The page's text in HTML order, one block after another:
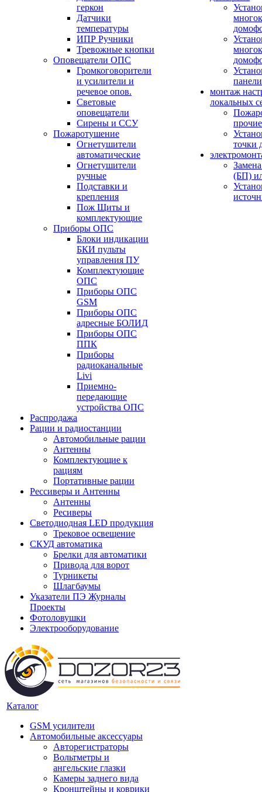
геркон
Датчики
температуры
ИПР Ручники
Тревожные кнопки
Оповещатели ОПС
Громкоговорители
и усилители и
речевое опов.
Световые
оповещатели
Сирены и ССУ
Пожаротушение
Огнетушители
автоматические
Огнетушители
ручные
Подставки и
крепления
Пож Щиты и
комплектующие
Приборы ОПС
Блоки индикации
БКИ пульты
управления ПУ
Комплектующие
ОПС
Приборы ОПС
GSM
Приборы ОПС
адресные БОЛИД
Приборы ОПС
ППК
Приборы
радиоканальные
Livi
Приемно-
передающие
устройства ОПС
Распродажа
Рации и радиостанции
Автомобильные рации
Антенны
Комплектующие к
рациям
Портативные рации
Рессиверы и Антенны
Антенны
Ресиверы
Светодиодная LED продукция
Трековое освещение
СКУД автоматика
Брелки для автоматики
Привода для ворот
Турникеты
Шлагбаумы
Указатели ПЭ Журналы
Проекты
Фотоловушки
Электрооборудование
панели
монтаж
локальных
точки
(БП)
Каталог
GSM усилители
Автомобильные аксессуары
Авторегистраторы
Вольтметры и
ангельские глазки
Камеры заднего вида
Кронштейны и коврики